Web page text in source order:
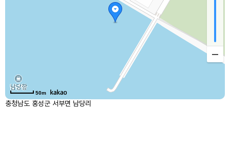
50m
충청남도 홍성군 서부면 남당리